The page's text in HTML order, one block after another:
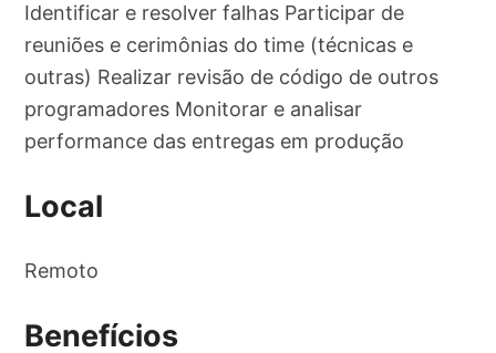
Identificar e resolver falhas Participar de
reuniões e cerimônias do time (técnicas e
outras) Realizar revisão de código de outros
programadores Monitorar e analisar
performance das entregas em produção
Local
Remoto
Benefícios